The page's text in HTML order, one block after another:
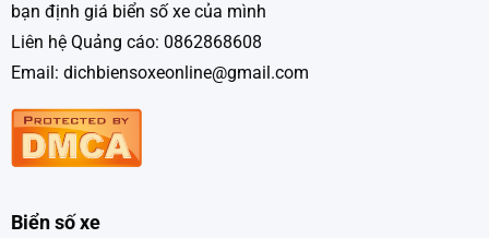
bạn định giá biển số xe của mình
Liên hệ Quảng cáo: 0862868608
Email: dichbiensoxeonline@gmail.com
Biển số xe